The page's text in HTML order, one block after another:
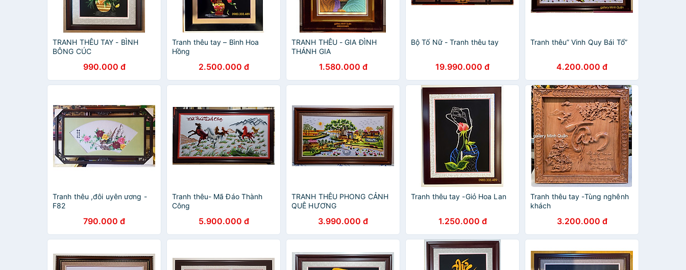
TRANH THÊU TAY - BÌNH
BÔNG CÚC
990.000 đ
Tranh thêu tay – Bình Hoa
Hồng
2.500.000 đ
TRANH THÊU - GIA ĐÌNH
THÁNH GIA
1.580.000 đ
Bộ Tố Nữ - Tranh thêu tay
19.990.000 đ
Tranh thêu” Vinh Quy Bái Tổ”
4.200.000 đ
Tranh thêu ,đôi uyên ương -
F82
790.000 đ
Tranh thêu- Mã Đáo Thành
Công
5.900.000 đ
TRANH THÊU PHONG CẢNH
QUÊ HƯƠNG
3.990.000 đ
Tranh thêu tay -Giỏ Hoa Lan
1.250.000 đ
Tranh thêu tay -Tùng nghênh
khách
3.200.000 đ